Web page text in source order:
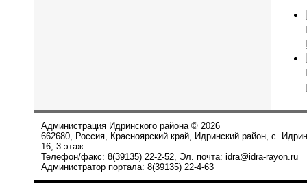
Администрация Идринского района © 2026
662680, Россия, Красноярский край, Идринский район, с.
16, 3 этаж
Телефон/факс: 8(39135) 22-2-52, Эл. почта: idra@idra-rayon.ru
Администратор портала: 8(39135) 22-4-63